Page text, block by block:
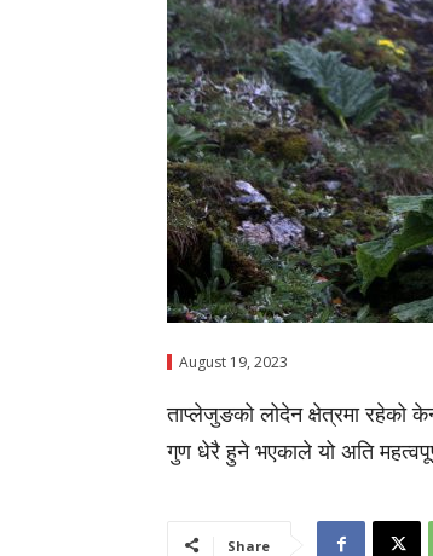
August 19, 2023
ताप्लेजुङको लोदेन क्षेत्रमा रहेको
गुण धेरै हुने भएकाले यो अति
Share